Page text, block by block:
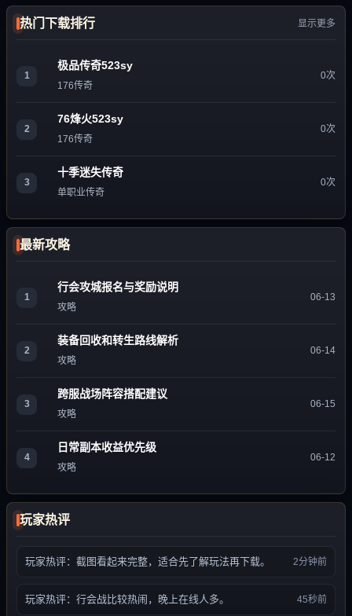
热门下载排行 显示更多
1
极品传奇523sy
176传奇
0次
2
76烽火523sy
176传奇
0次
3
十季迷失传奇
单职业传奇
0次
最新攻略
1
行会攻城报名与奖励说明
攻略
06-13
2
装备回收和转生路线解析
攻略
06-14
3
跨服战场阵容搭配建议
攻略
06-15
4
日常副本收益优先级
攻略
06-12
玩家热评
玩家热评：截图看起来完整，适合先了解玩法再下载。 2分钟前
玩家热评：行会战比较热闹，晚上在线人多。 45秒前